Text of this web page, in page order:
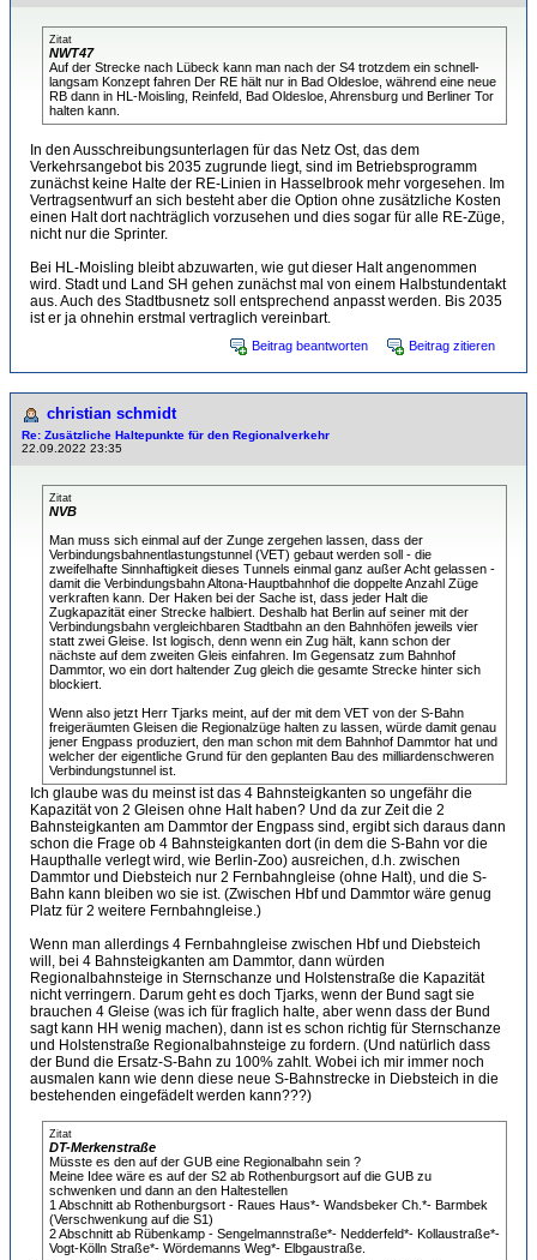
Zitat
NWT47
Auf der Strecke nach Lübeck kann man nach der S4 trotzdem ein schnell-
langsam Konzept fahren Der RE hält nur in Bad Oldesloe, während eine neue
RB dann in HL-Moisling, Reinfeld, Bad Oldesloe, Ahrensburg und Berliner Tor
halten kann.
In den Ausschreibungsunterlagen für das Netz Ost, das dem
Verkehrsangebot bis 2035 zugrunde liegt, sind im Betriebsprogramm
zunächst keine Halte der RE-Linien in Hasselbrook mehr vorgesehen. Im
Vertragsentwurf an sich besteht aber die Option ohne zusätzliche Kosten
einen Halt dort nachträglich vorzusehen und dies sogar für alle RE-Züge,
nicht nur die Sprinter.
Bei HL-Moisling bleibt abzuwarten, wie gut dieser Halt angenommen
wird. Stadt und Land SH gehen zunächst mal von einem Halbstundentakt
aus. Auch des Stadtbusnetz soll entsprechend anpasst werden. Bis 2035
ist er ja ohnehin erstmal vertraglich vereinbart.
Beitrag beantworten Beitrag zitieren
christian schmidt
Re: Zusätzliche Haltepunkte für den Regionalverkehr
22.09.2022 23:35
Zitat
NVB
Man muss sich einmal auf der Zunge zergehen lassen, dass der
Verbindungsbahnentlastungstunnel (VET) gebaut werden soll - die
zweifelhafte Sinnhaftigkeit dieses Tunnels einmal ganz außer Acht gelassen -
damit die Verbindungsbahn Altona-Hauptbahnhof die doppelte Anzahl Züge
verkraften kann. Der Haken bei der Sache ist, dass jeder Halt die
Zugkapazität einer Strecke halbiert. Deshalb hat Berlin auf seiner mit der
Verbindungsbahn vergleichbaren Stadtbahn an den Bahnhöfen jeweils vier
statt zwei Gleise. Ist logisch, denn wenn ein Zug hält, kann schon der
nächste auf dem zweiten Gleis einfahren. Im Gegensatz zum Bahnhof
Dammtor, wo ein dort haltender Zug gleich die gesamte Strecke hinter sich
blockiert.
Wenn also jetzt Herr Tjarks meint, auf der mit dem VET von der S-Bahn
freigeräumten Gleisen die Regionalzüge halten zu lassen, würde damit genau
jener Engpass produziert, den man schon mit dem Bahnhof Dammtor hat und
welcher der eigentliche Grund für den geplanten Bau des milliardenschweren
Verbindungstunnel ist.
Ich glaube was du meinst ist das 4 Bahnsteigkanten so ungefähr die
Kapazität von 2 Gleisen ohne Halt haben? Und da zur Zeit die 2
Bahnsteigkanten am Dammtor der Engpass sind, ergibt sich daraus dann
schon die Frage ob 4 Bahnsteigkanten dort (in dem die S-Bahn vor die
Haupthalle verlegt wird, wie Berlin-Zoo) ausreichen, d.h. zwischen
Dammtor und Diebsteich nur 2 Fernbahngleise (ohne Halt), und die S-
Bahn kann bleiben wo sie ist. (Zwischen Hbf und Dammtor wäre genug
Platz für 2 weitere Fernbahngleise.)
Wenn man allerdings 4 Fernbahngleise zwischen Hbf und Diebsteich
will, bei 4 Bahnsteigkanten am Dammtor, dann würden
Regionalbahnsteige in Sternschanze und Holstenstraße die Kapazität
nicht verringern. Darum geht es doch Tjarks, wenn der Bund sagt sie
brauchen 4 Gleise (was ich für fraglich halte, aber wenn dass der Bund
sagt kann HH wenig machen), dann ist es schon richtig für Sternschanze
und Holstenstraße Regionalbahnsteige zu fordern. (Und natürlich dass
der Bund die Ersatz-S-Bahn zu 100% zahlt. Wobei ich mir immer noch
ausmalen kann wie denn diese neue S-Bahnstrecke in Diebsteich in die
bestehenden eingefädelt werden kann???)
Zitat
DT-Merkenstraße
Müsste es den auf der GUB eine Regionalbahn sein ?
Meine Idee wäre es auf der S2 ab Rothenburgsort auf die GUB zu
schwenken und dann an den Haltestellen
1 Abschnitt ab Rothenburgsort - Raues Haus*- Wandsbeker Ch.*- Barmbek
(Verschwenkung auf die S1)
2 Abschnitt ab Rübenkamp - Sengelmannstraße*- Nedderfeld*- Kollaustraße*-
Vogt-Kölln Straße*- Wördemanns Weg*- Elbgaustraße.